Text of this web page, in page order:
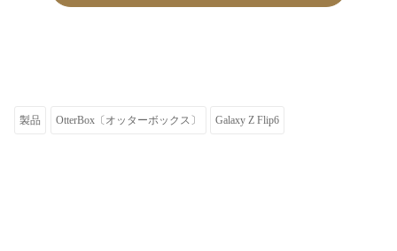
製品 OtterBox〔オッターボックス〕 Galaxy Z Flip6